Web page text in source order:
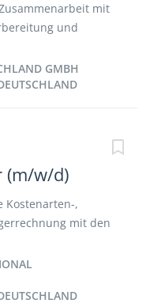
mit
und
GMBH
(m/w/d)
Kostenarten-,
mit den
und
erstellen und werten